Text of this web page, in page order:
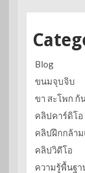
Blog
ขนมจุบจิบ
ขา สะโพก ก้
คลิปคาร์ดิโอ
คลิปฝึกกล้าม
คลิปวิดีโอ
ความรู้พื้นฐา